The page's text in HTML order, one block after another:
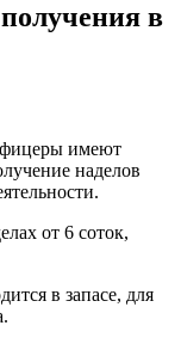
в
имеют
наделов
от 6 соток,
в запасе, для